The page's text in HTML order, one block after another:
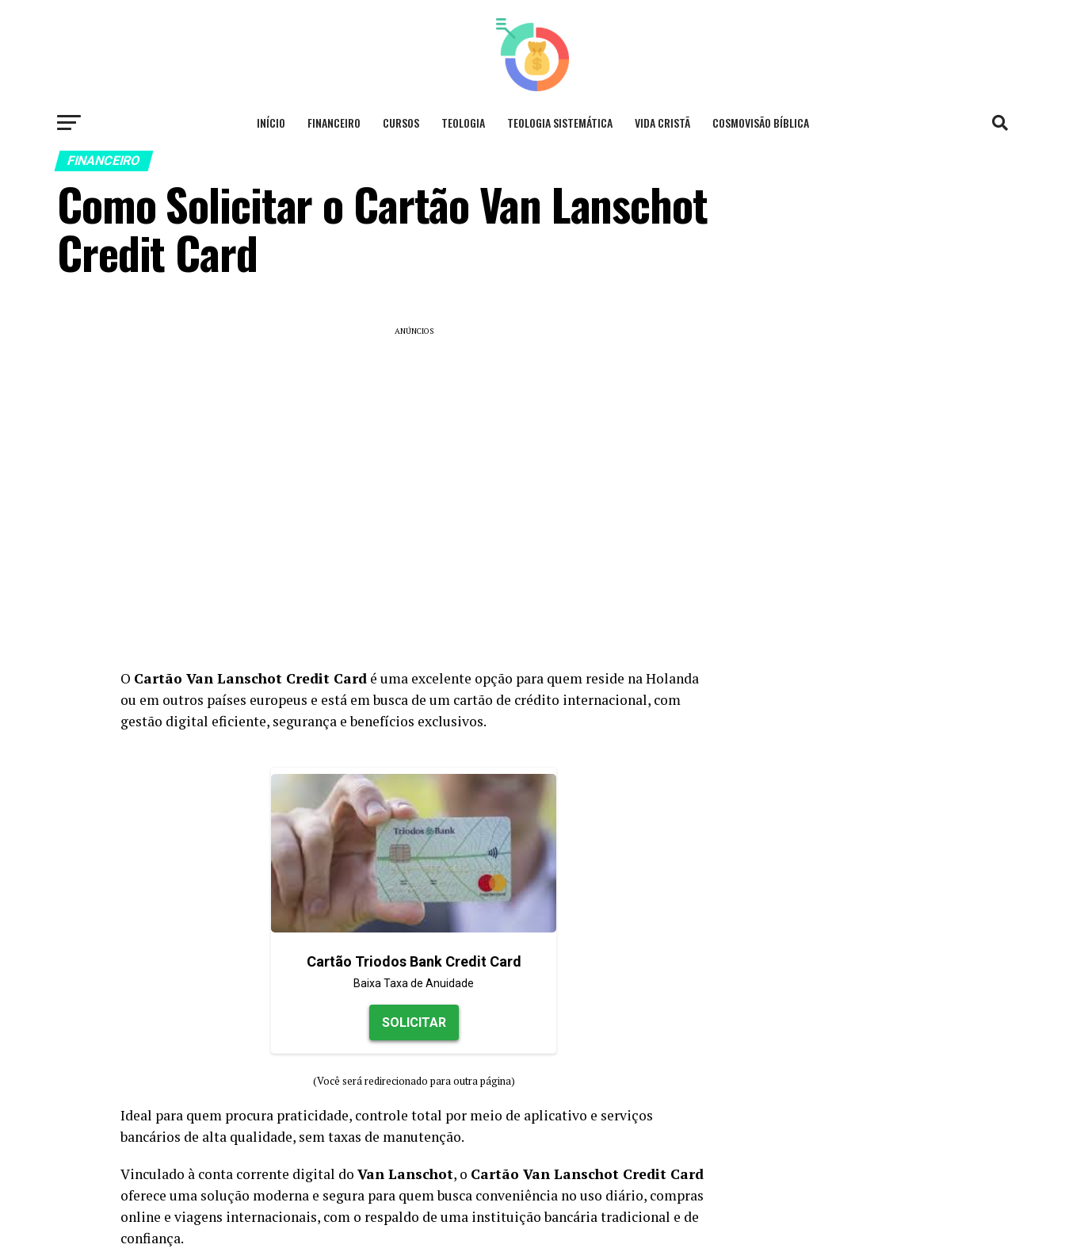
INÍCIO FINANCEIRO CURSOS TEOLOGIA TEOLOGIA SISTEMÁTICA VIDA CRISTÃ COSMOVISÃO BÍBLICA
FINANCEIRO
Como Solicitar o Cartão Van Lanschot
Credit Card
ANÚNCIOS
O Cartão Van Lanschot Credit Card é uma excelente opção para quem reside na Holanda
ou em outros países europeus e está em busca de um cartão de crédito internacional, com
gestão digital eficiente, segurança e benefícios exclusivos.
Cartão Triodos Bank Credit Card
Baixa Taxa de Anuidade
SOLICITAR
(Você será redirecionado para outra página)
Ideal para quem procura praticidade, controle total por meio de aplicativo e serviços
bancários de alta qualidade, sem taxas de manutenção.
Vinculado à conta corrente digital do Van Lanschot, o Cartão Van Lanschot Credit Card
oferece uma solução moderna e segura para quem busca conveniência no uso diário, compras
online e viagens internacionais, com o respaldo de uma instituição bancária tradicional e de
confiança.